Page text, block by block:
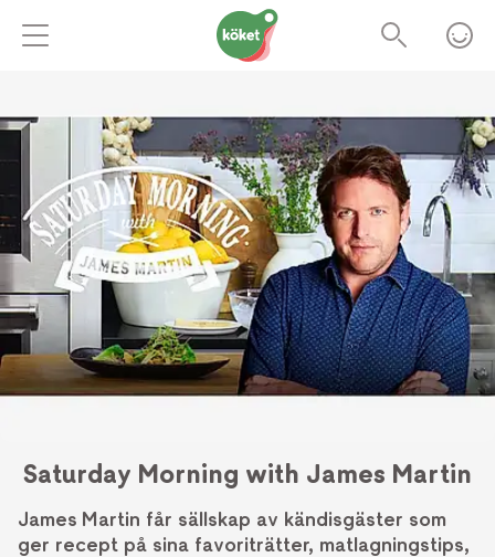
Saturday Morning with James Martin
James Martin får sällskap av kändisgäster som
ger recept på sina favoriträtter, matlagningstips,